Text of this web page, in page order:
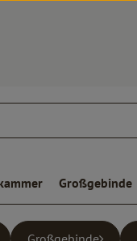
Großgebinde